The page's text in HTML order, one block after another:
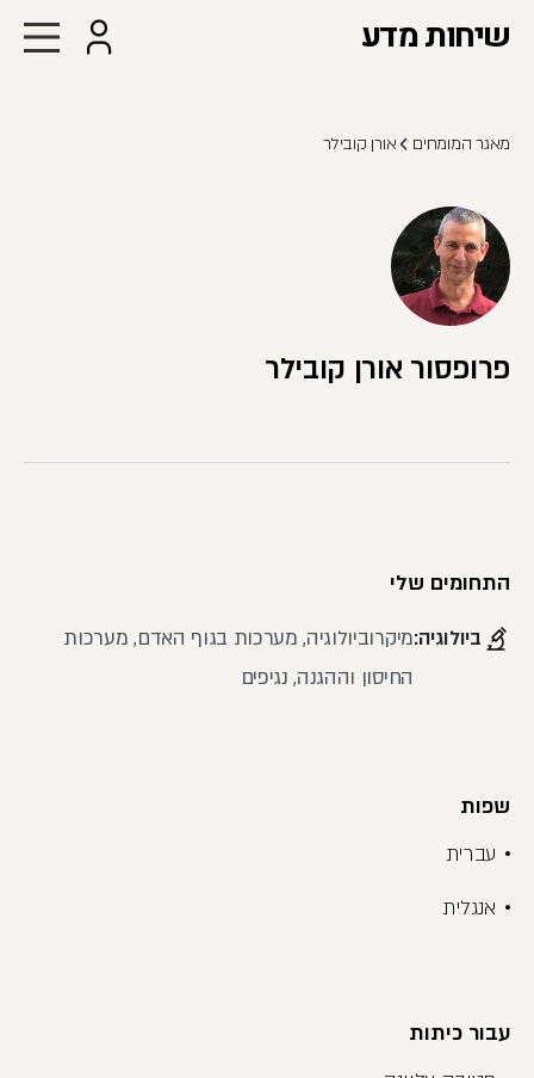
שיחות מדע
מאגר המומחים אורן קובילר
פרופסור אורן קובילר
התחומים שלי
ביולוגיה:מיקרוביולוגיה, מערכות בגוף האדם, מערכות
החיסון וההגנה, נגיפים
שפות
עברית
אנגלית
עבור כיתות